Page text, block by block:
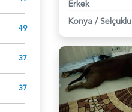
49
37
37
Erkek
Konya / Selçuklu